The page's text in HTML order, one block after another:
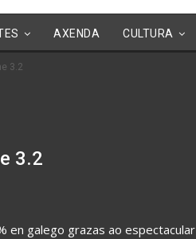
AXENDA CULTURA
3.2
3.2
en galego grazas ao espectacular